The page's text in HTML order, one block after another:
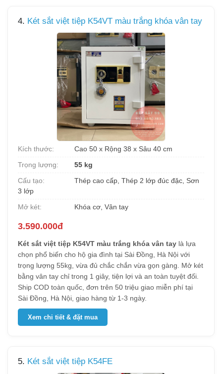
4. Két sắt việt tiệp K54VT màu trắng khóa vân tay
Kích thước:
Cao 50 x Rộng 38 x Sâu 40 cm
Trọng lượng:
55 kg
Cấu tạo:
Thép cao cấp, Thép 2 lớp đúc đặc, Sơn
3 lớp
Mở két:
Khóa cơ, Vân tay
3.590.000đ
Két sắt việt tiệp K54VT màu trắng khóa vân tay là lựa
chọn phổ biến cho hộ gia đình tại Sài Đồng, Hà Nội với
trọng lượng 55kg, vừa đủ chắc chắn vừa gọn gàng. Mở két
bằng vân tay chỉ trong 1 giây, tiện lợi và an toàn tuyệt đối.
Ship COD toàn quốc, đơn trên 50 triệu giao miễn phí tại
Sài Đồng, Hà Nội, giao hàng từ 1-3 ngày.
Xem chi tiết & đặt mua
5. Két sắt việt tiệp K54FE